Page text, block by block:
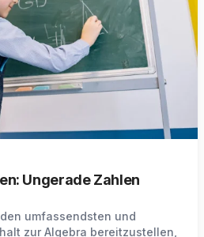
Ungerade Zahlen
umfassendsten und
zur Algebra bereitzustellen,